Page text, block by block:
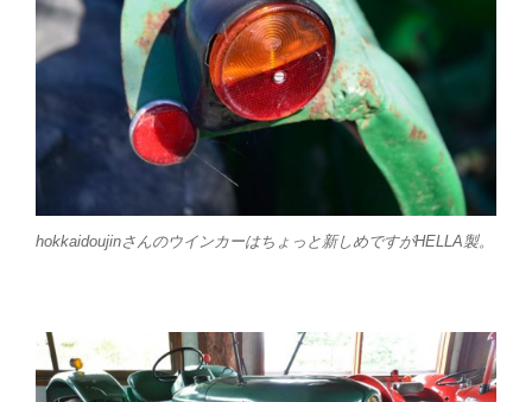
hokkaidoujinさんのウインカーはちょっと新しめですがHELLA製。